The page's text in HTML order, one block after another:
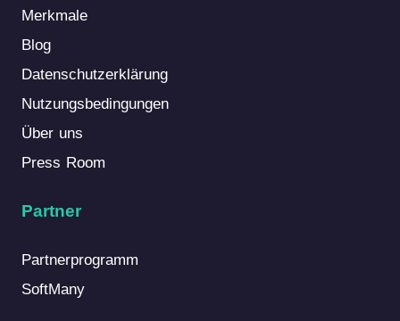
Merkmale
Blog
Datenschutzerklärung
Nutzungsbedingungen
Über uns
Press Room
Partner
Partnerprogramm
SoftMany